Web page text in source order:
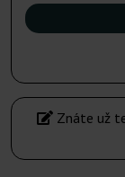
Znáte už